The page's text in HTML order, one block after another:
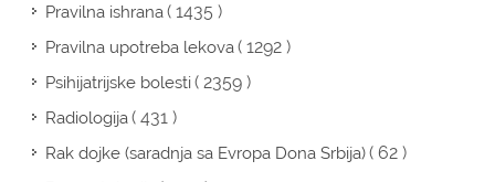
Pravilna ishrana( 1435 )
Pravilna upotreba lekova( 1292 )
Psihijatrijske bolesti( 2359 )
Radiologija( 431 )
Rak dojke (saradnja sa Evropa Dona Srbija)( 62 )